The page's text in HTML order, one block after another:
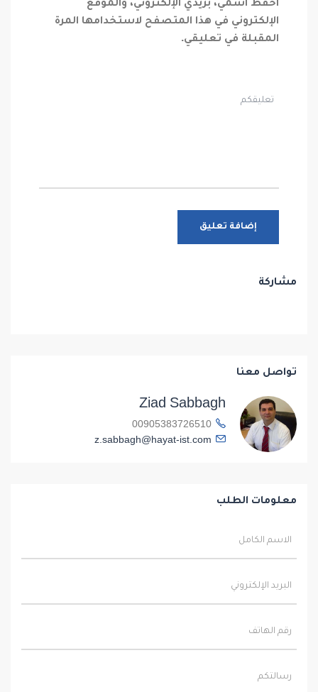
احفظ اسمي، بريدي الإلكتروني، والموقع
الإلكتروني في هذا المتصفح لاستخدامها المرة
المقبلة في تعليقي.
مشاركة
تواصل معنا
Ziad Sabbagh
z.sabbagh@hayat-ist.com
معلومات الطلب